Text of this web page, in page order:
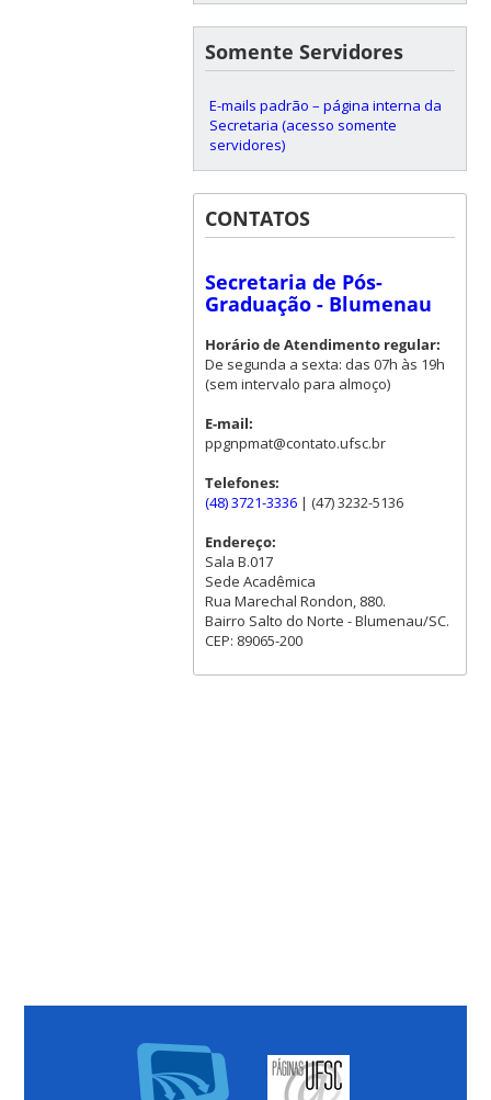
Somente Servidores
E-mails padrão – página interna da
Secretaria (acesso somente
servidores)
CONTATOS
Secretaria de Pós-
Graduação - Blumenau
Horário de Atendimento regular:
De segunda a sexta: das 07h às 19h
(sem intervalo para almoço)
E-mail:
ppgnpmat@contato.ufsc.br
Telefones:
(48) 3721-3336| (47) 3232-5136
Endereço:
Sala B.017
Sede Acadêmica
Rua Marechal Rondon, 880.
Bairro Salto do Norte - Blumenau/SC.
CEP: 89065-200